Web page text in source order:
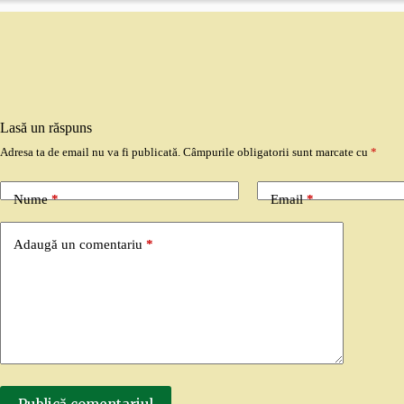
Lasă un răspuns
Adresa ta de email nu va fi publicată. Câmpurile obligatorii sunt marcate cu *
Nume* Email*
Adaugă un comentariu *